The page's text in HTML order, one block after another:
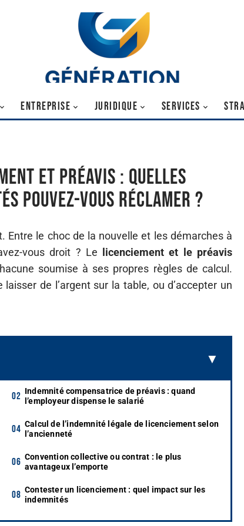
ENTREPRISE JURIDIQUE SERVICES
et préavis : quelles
pouvez-vous réclamer ?
Entre le choc de la nouvelle et les démarches à
vous droit ? Le
licenciement et le préavis
soumise à ses propres règles de calcul.
de l’argent sur la table, ou d’accepter un
Indemnité compensatrice de préavis : quand
l’employeur dispense le salarié
Calcul de l’indemnité légale de licenciement selon
l’ancienneté
Convention collective ou contrat : le plus
avantageux l’emporte
Contester un licenciement : quel impact sur les
indemnités